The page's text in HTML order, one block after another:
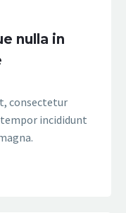
nulla in
consectetur
incididunt